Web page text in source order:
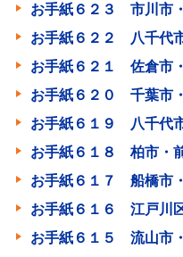
お手紙６２３ 市川市
お手紙６２２ 八千代
お手紙６２１ 佐倉市
お手紙６２０ 千葉市
お手紙６１９ 八千代
お手紙６１８ 柏市・
お手紙６１７ 船橋市
お手紙６１６ 江戸川
お手紙６１５ 流山市